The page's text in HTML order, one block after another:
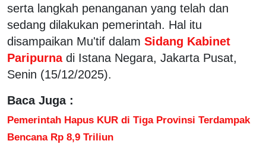
serta langkah penanganan yang telah dan
sedang dilakukan pemerintah. Hal itu
disampaikan Mu'tif dalam Sidang Kabinet
Paripurna di Istana Negara, Jakarta Pusat,
Senin (15/12/2025).
Baca Juga :
Pemerintah Hapus KUR di Tiga Provinsi Terdampak
Bencana Rp 8,9 Triliun